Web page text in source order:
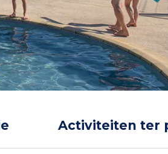
Activiteiten ter